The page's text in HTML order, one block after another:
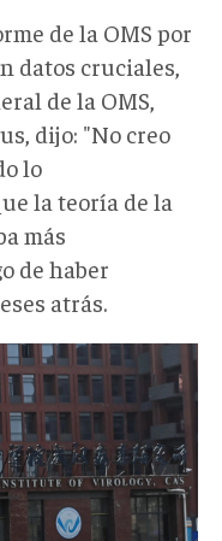
de la OMS por
datos cruciales,
de la OMS,
dijo: "No creo
lo
la teoría de la
más
de haber
atrás.